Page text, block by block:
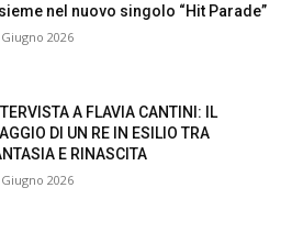
nel nuovo singolo “Hit Parade”
Giugno 2026
A FLAVIA CANTINI: IL
DI UN RE IN ESILIO TRA
E RINASCITA
Giugno 2026